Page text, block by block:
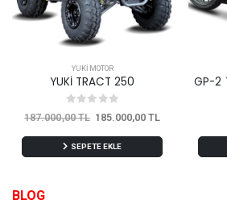
YUKİ MOTOR
YUKİ TRACT 250
187.000,00 TL 185.000,00 TL
SEPETE EKLE
BLOG